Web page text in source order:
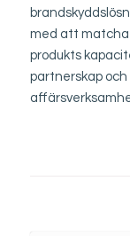
med att
produkts
partnerskap